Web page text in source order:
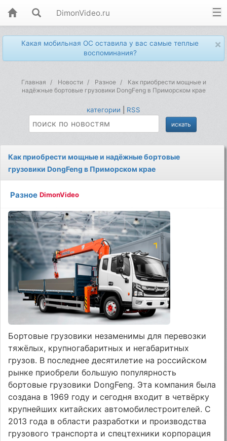
DimonVideo.ru
×
Какая мобильная ОС оставила у вас самые теплые
воспоминания?
Главная Новости Разное
Как приобрести мощные и
надёжные бортовые грузовики DongFeng в Приморском крае
категории RSS
Как приобрести мощные и надёжные бортовые
грузовики DongFeng в Приморском крае
Разное DimonVideo
Бортовые грузовики незаменимы для перевозки
тяжёлых, крупногабаритных и негабаритных
грузов. В последнее десятилетие на российском
рынке приобрели большую популярность
бортовые грузовики DongFeng. Эта компания была
создана в 1969 году и сегодня входит в четвёрку
крупнейших китайских автомобилестроителей. С
2013 года в области разработки и производства
грузового транспорта и спецтехники корпорация